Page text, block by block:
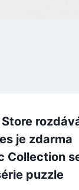
je zdarma
Collection
puzzle